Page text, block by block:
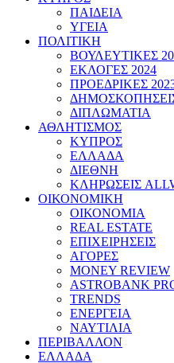
ΠΑΙΔΕΙΑ
ΥΓΕΙΑ
ΠΟΛΙΤΙΚΗ
ΒΟΥΛΕΥΤΙΚΕΣ
ΕΚΛΟΓΕΣ 2024
ΠΡΟΕΔΡΙΚΕΣ
ΔΙΠΛΩΜΑΤΙΑ
ΑΘΛΗΤΙΣΜΟΣ
ΚΥΠΡΟΣ
ΕΛΛΑΔΑ
ΔΙΕΘΝΗ
ΚΛΗΡΩΣΕΙΣ
ΟΙΚΟΝΟΜΙΚΗ
ΟΙΚΟΝΟΜΙΑ
REAL ESTATE
ΕΠΙΧΕΙΡΗΣΕΙΣ
ΑΓΟΡΕΣ
MONEY REVIEW
ASTROBANK
TRENDS
ΕΝΕΡΓΕΙΑ
ΝΑΥΤΙΛΙΑ
ΠΕΡΙΒΑΛΛΟΝ
ΕΛΛΑΔΑ